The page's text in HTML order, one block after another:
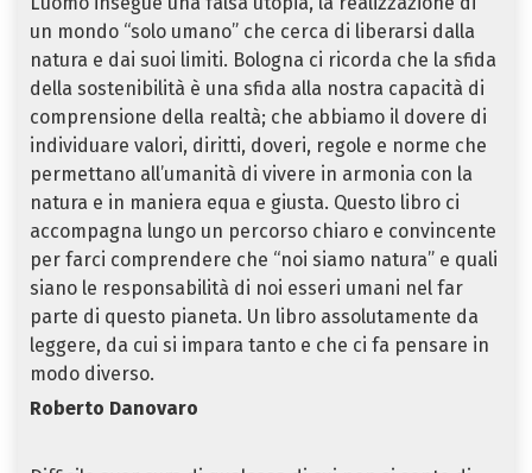
un mondo “solo umano” che cerca di liberarsi dalla
natura e dai suoi limiti. Bologna ci ricorda che la sfida
della sostenibilità è una sfida alla nostra capacità di
comprensione della realtà; che abbiamo il dovere di
individuare valori, diritti, doveri, regole e norme che
permettano all’umanità di vivere in armonia con la
natura e in maniera equa e giusta. Questo libro ci
accompagna lungo un percorso chiaro e convincente
per farci comprendere che “noi siamo natura” e quali
siano le responsabilità di noi esseri umani nel far
parte di questo pianeta. Un libro assolutamente da
leggere, da cui si impara tanto e che ci fa pensare in
modo diverso.
Roberto Danovaro